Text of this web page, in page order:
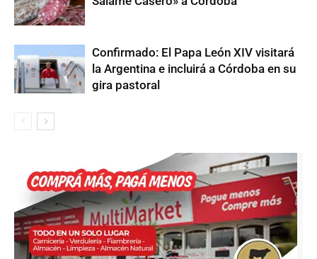
Confirmado: El Papa León XIV visitará
la Argentina e incluirá a Córdoba en su
gira pastoral